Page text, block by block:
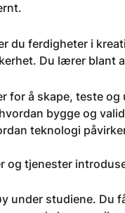
du ferdigheter i
Du lærer blant
for å skape, teste
hvordan bygge og
teknologi
og tjenester
under studiene. Du